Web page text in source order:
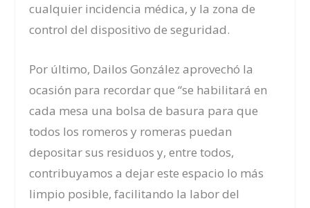
cualquier incidencia médica, y la zona de
control del dispositivo de seguridad.
Por último, Dailos González aprovechó la
ocasión para recordar que “se habilitará en
cada mesa una bolsa de basura para que
todos los romeros y romeras puedan
depositar sus residuos y, entre todos,
contribuyamos a dejar este espacio lo más
limpio posible, facilitando la labor del